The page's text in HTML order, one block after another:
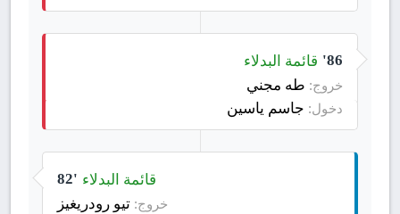
86' قائمة البدلاء
خروج: طه مجني
دخول: جاسم ياسين
82' قائمة البدلاء
خروج: تيو رودريغيز